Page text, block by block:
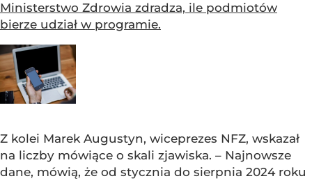
Ministerstwo Zdrowia zdradza, ile podmiotów
bierze udział w programie.
Z kolei Marek Augustyn, wiceprezes NFZ, wskazał
na liczby mówiące o skali zjawiska. – Najnowsze
dane, mówią, że od stycznia do sierpnia 2024 roku